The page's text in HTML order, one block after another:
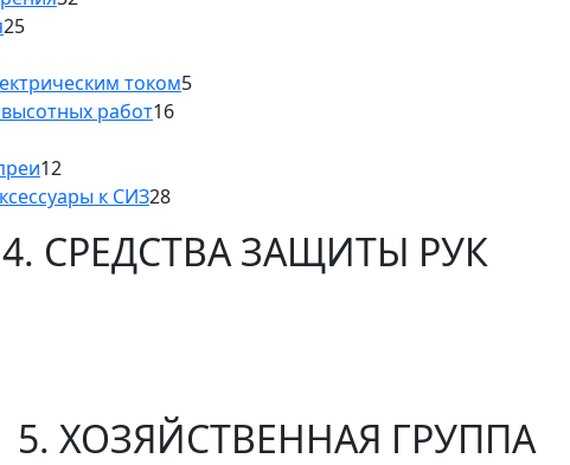
25
током5
работ16
12
к СИЗ28
4. СРЕДСТВА ЗАЩИТЫ РУК
5. ХОЗЯЙСТВЕННАЯ ГРУППА